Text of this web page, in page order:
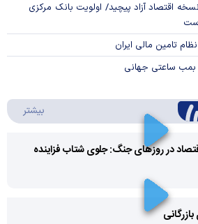
اقتصاد آزاد پیچید/ اولویت بانک مرکزی
تامین مالی ایران
بمب ساعتی جهانی
بیشتر
Play
Video
در روزهای جنگ: جلوی شتاب فزاینده